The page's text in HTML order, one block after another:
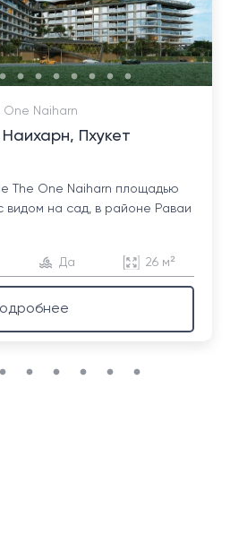
Naiharn
Пхукет
The One Naiharn площадью
видом на сад, в районе Раваи
Да 26 м²